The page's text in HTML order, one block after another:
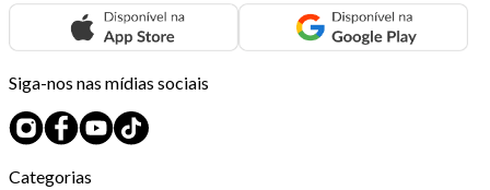
Siga-nos nas mídias sociais
Categorias